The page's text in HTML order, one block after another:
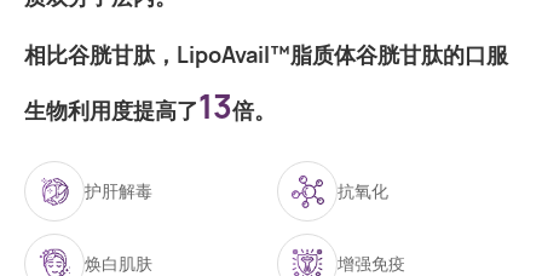
相比谷胱甘肽，LipoAvail™脂质体谷胱甘肽的口服
生物利用度提高了13倍。
护肝解毒 抗氧化
焕白肌肤 增强免疫